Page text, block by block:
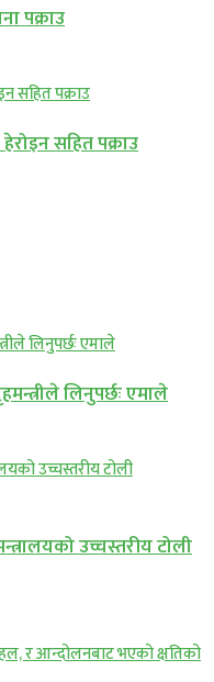
पक्राउ
सहित पक्राउ
लिनुपर्छः एमाले
उच्चस्तरीय टोली